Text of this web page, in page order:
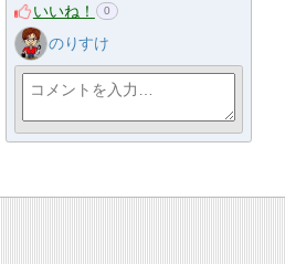
いいね！ 0
のりすけ